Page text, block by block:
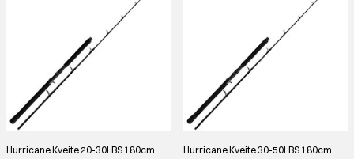
Hurricane Kveite 20-30LBS 180cm
Hurricane Kveite 30-50LBS 180cm